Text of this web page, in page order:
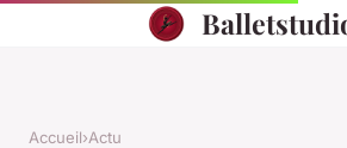
Accueil›Actu